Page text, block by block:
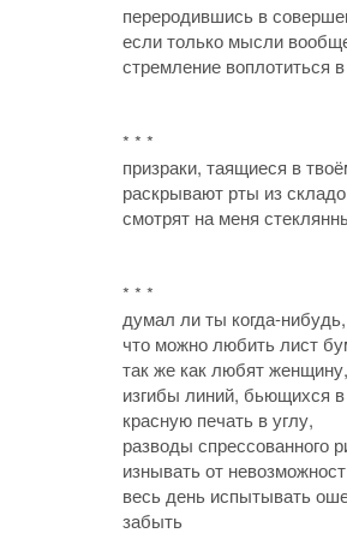
переродившись в
если только мысли
стремление воплотиться
* * *
призраки, таящиеся в
раскрывают рты из
смотрят на меня
* * *
думал ли ты когда-нибудь,
что можно любить лист
так же как любят женщину,
изгибы линий, бьющихся
красную печать в углу,
разводы спрессованного
изнывать от
весь день испытывать
забыть